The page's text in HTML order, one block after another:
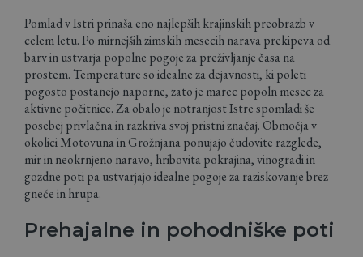
Pomlad v Istri prinaša eno najlepših krajinskih preobrazb v
celem letu. Po mirnejših zimskih mesecih narava prekipeva od
barv in ustvarja popolne pogoje za preživljanje časa na
prostem. Temperature so idealne za dejavnosti, ki poleti
pogosto postanejo naporne, zato je marec popoln mesec za
aktivne počitnice. Za obalo je notranjost Istre spomladi še
posebej privlačna in razkriva svoj pristni značaj. Območja v
okolici Motovuna in Grožnjana ponujajo čudovite razglede,
mir in neokrnjeno naravo, hribovita pokrajina, vinogradi in
gozdne poti pa ustvarjajo idealne pogoje za raziskovanje brez
gneče in hrupa.
Prehajalne in pohodniške poti